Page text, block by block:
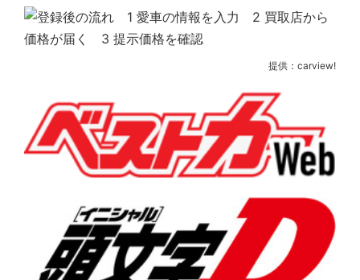
提供：carview!